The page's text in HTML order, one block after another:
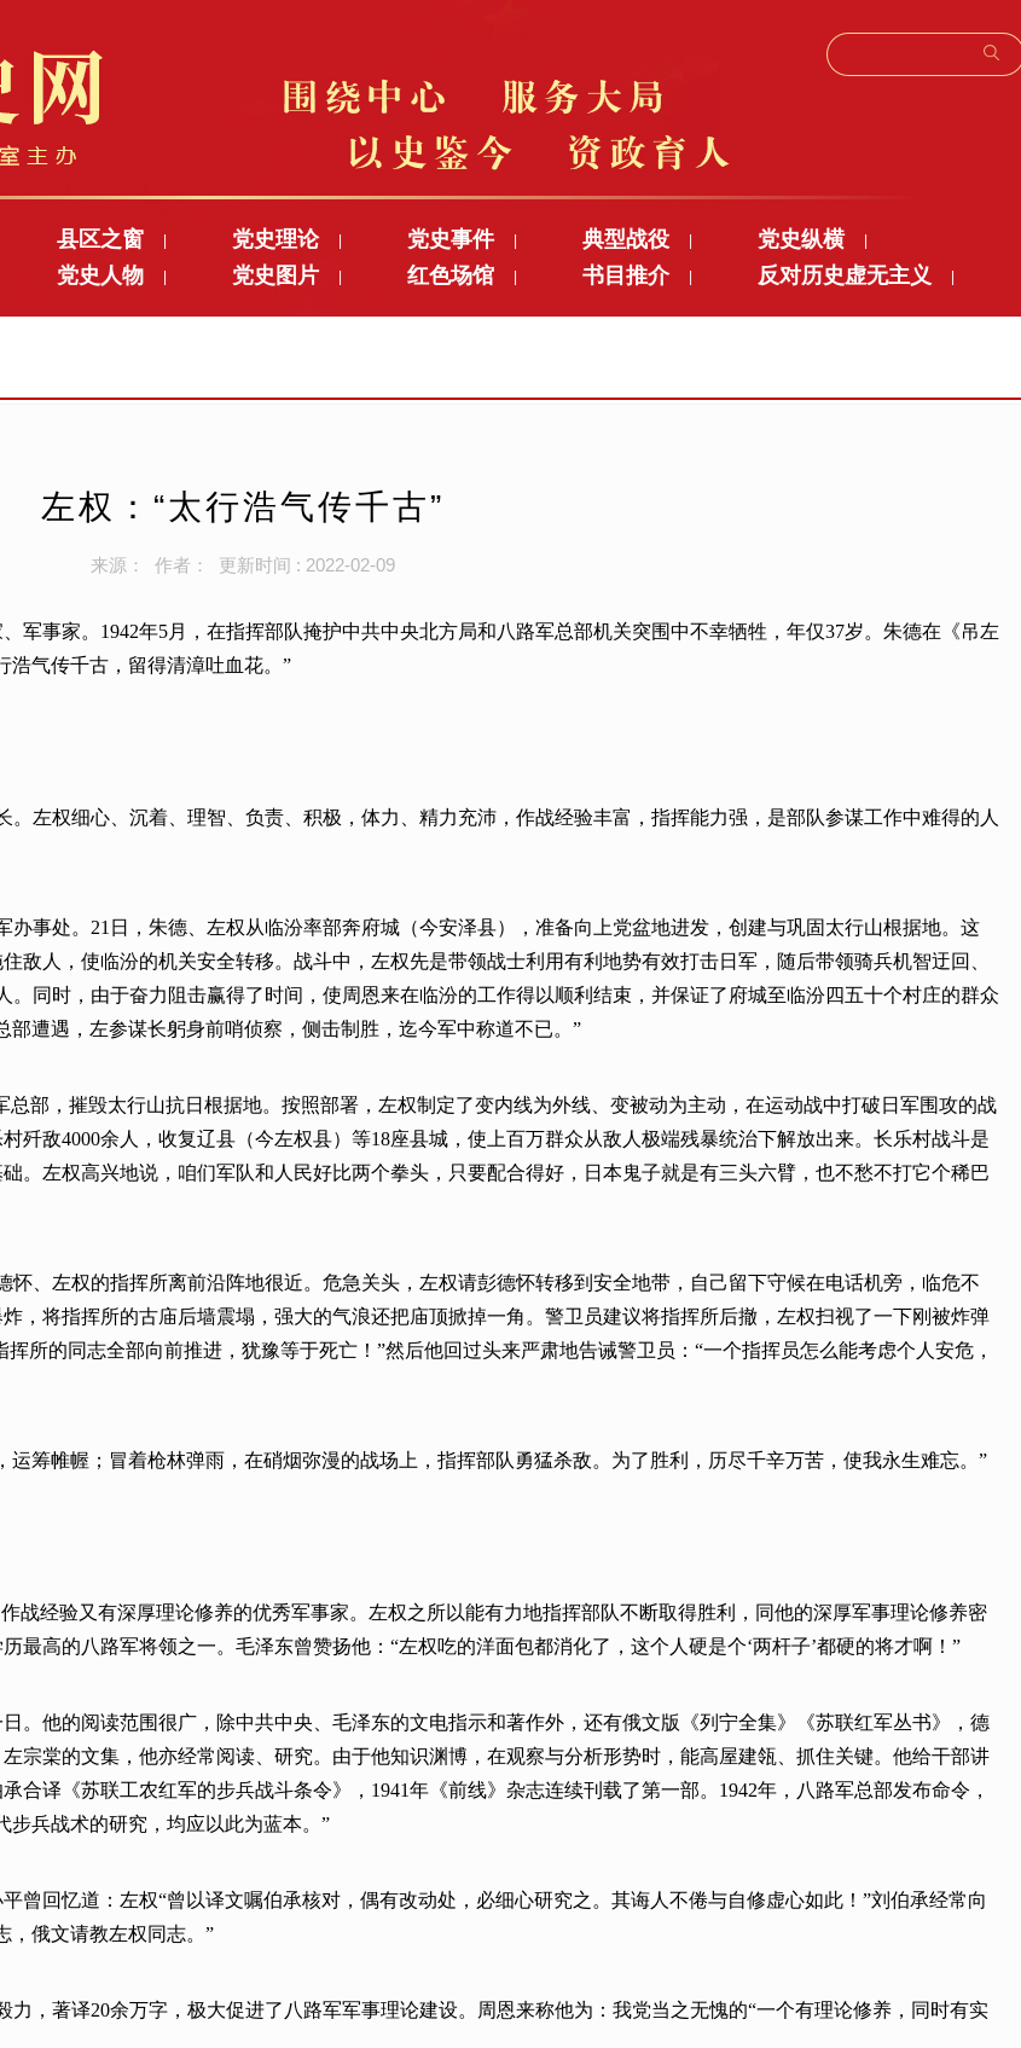
县区之窗 党史理论 党史事件 典型战役 党史纵横
党史人物 党史图片 红色场馆 书目推介 反对历史虚无主义
左权：“太行浩气传千古”
来源： 作者： 更新时间 : 2022-02-09
军事家。1942年5月，在指挥部队掩护中共中央北方局和八路军总部机关突围中不幸牺牲，年仅37岁。朱德在《吊左
浩气传千古，留得清漳吐血花。”
。左权细心、沉着、理智、负责、积极，体力、精力充沛，作战经验丰富，指挥能力强，是部队参谋工作中难得的人
办事处。21日，朱德、左权从临汾率部奔府城（今安泽县），准备向上党盆地进发，创建与巩固太行山根据地。这
敌人，使临汾的机关安全转移。战斗中，左权先是带领战士利用有利地势有效打击日军，随后带领骑兵机智迂回、
同时，由于奋力阻击赢得了时间，使周恩来在临汾的工作得以顺利结束，并保证了府城至临汾四五十个村庄的群众
遭遇，左参谋长躬身前哨侦察，侧击制胜，迄今军中称道不已。”
总部，摧毁太行山抗日根据地。按照部署，左权制定了变内线为外线、变被动为主动，在运动战中打破日军围攻的战
歼敌4000余人，收复辽县（今左权县）等18座县城，使上百万群众从敌人极端残暴统治下解放出来。长乐村战斗是
。左权高兴地说，咱们军队和人民好比两个拳头，只要配合得好，日本鬼子就是有三头六臂，也不愁不打它个稀巴
怀、左权的指挥所离前沿阵地很近。危急关头，左权请彭德怀转移到安全地带，自己留下守候在电话机旁，临危不
，将指挥所的古庙后墙震塌，强大的气浪还把庙顶掀掉一角。警卫员建议将指挥所后撤，左权扫视了一下刚被炸弹
所的同志全部向前推进，犹豫等于死亡！”然后他回过头来严肃地告诫警卫员：“一个指挥员怎么能考虑个人安危，
筹帷幄；冒着枪林弹雨，在硝烟弥漫的战场上，指挥部队勇猛杀敌。为了胜利，历尽千辛万苦，使我永生难忘。”
经验又有深厚理论修养的优秀军事家。左权之所以能有力地指挥部队不断取得胜利，同他的深厚军事理论修养密
最高的八路军将领之一。毛泽东曾赞扬他：“左权吃的洋面包都消化了，这个人硬是个‘两杆子’都硬的将才啊！”
。他的阅读范围很广，除中共中央、毛泽东的文电指示和著作外，还有俄文版《列宁全集》《苏联红军丛书》，德
宗棠的文集，他亦经常阅读、研究。由于他知识渊博，在观察与分析形势时，能高屋建瓴、抓住关键。他给干部讲
合译《苏联工农红军的步兵战斗条令》，1941年《前线》杂志连续刊载了第一部。1942年，八路军总部发布命令，
步兵战术的研究，均应以此为蓝本。”
曾回忆道：左权“曾以译文嘱伯承核对，偶有改动处，必细心研究之。其诲人不倦与自修虚心如此！”刘伯承经常向
，俄文请教左权同志。”
，著译20余万字，极大促进了八路军军事理论建设。周恩来称他为：我党当之无愧的“一个有理论修养，同时有实